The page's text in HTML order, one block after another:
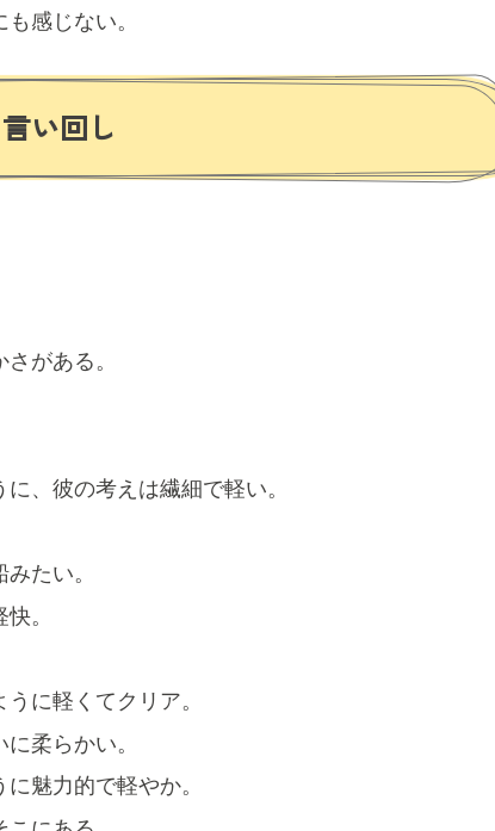
感じない。
い回し
がある。
、彼の考えは繊細で軽い。
たい。
。
に軽くてクリア。
柔らかい。
魅力的で軽やか。